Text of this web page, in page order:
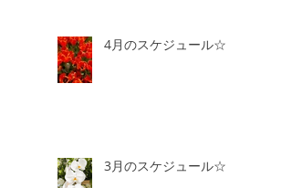
4月のスケジュール☆
3月のスケジュール☆